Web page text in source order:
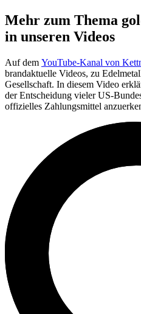
Mehr zum Thema
in unseren Videos
Auf dem YouTube-Kanal von
brandaktuelle Videos, zu
Gesellschaft. In diesem Video
der Entscheidung vieler US-
offizielles Zahlungsmittel